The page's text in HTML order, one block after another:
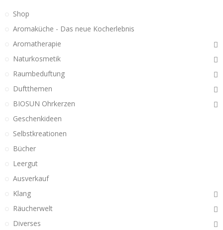
Shop
Aromaküche - Das neue Kocherlebnis
Aromatherapie
Naturkosmetik
Raumbeduftung
Duftthemen
BIOSUN Ohrkerzen
Geschenkideen
Selbstkreationen
Bücher
Leergut
Ausverkauf
Klang
Räucherwelt
Diverses